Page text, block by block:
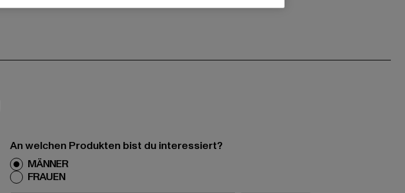
An welchen Produkten bist du interessiert?
MÄNNER
FRAUEN